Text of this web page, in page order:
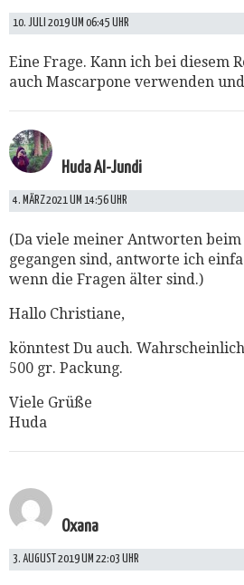
10. JULI 2019 UM 06:45 UHR
Eine Frage. Kann ich bei diesem
auch Mascarpone verwenden
Huda Al-Jundi
4. MÄRZ 2021 UM 14:56 UHR
(Da viele meiner Antworten
gegangen sind, antworte ich
wenn die Fragen älter sind.)
Hallo Christiane,
könntest Du auch.
500 gr. Packung.
Viele Grüße
Huda
Oxana
3. AUGUST 2019 UM 22:03 UHR